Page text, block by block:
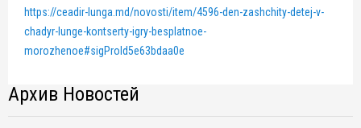
https://ceadir-lunga.md/novosti/item/4596-den-zashchity-detej-v-
chadyr-lunge-kontserty-igry-besplatnoe-
morozhenoe#sigProId5e63bdaa0e
Архив Новостей